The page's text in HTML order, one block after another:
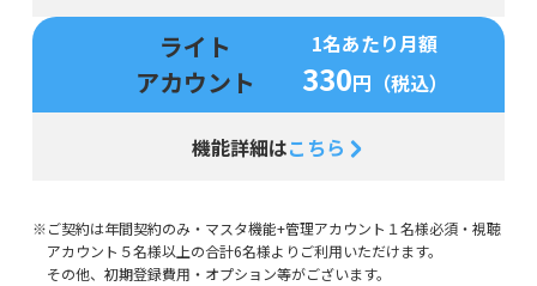
ライト
アカウント
1名あたり月額
330円（税込）
機能詳細はこちら
※ご契約は年間契約のみ・マスタ機能+管理アカウント１名様必須・視聴
アカウント５名様以上の合計6名様よりご利用いただけます。
その他、初期登録費用・オプション等がございます。